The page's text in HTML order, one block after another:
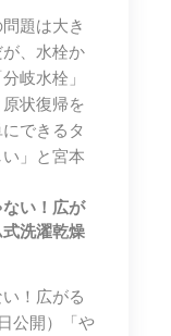
題は大き
、水栓か
岐水栓」
状復帰を
できるタ
」と宮本
ない！広が
洗濯乾燥
！広がる
公開）「や